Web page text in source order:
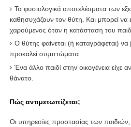
Τα φυσιολογικά αποτελέσματα των
καθησυχάζουν τον θύτη. Και μπορεί να
χαρούμενος όταν η κατάσταση του
Ο θύτης φαίνεται (ή καταγράφεται) να
προκαλεί συμπτώματα.
Ένα άλλο παιδί στην οικογένεια είχε
θάνατο.
Πώς αντιμετωπίζεται;
Οι υπηρεσίες προστασίας των παιδιών,